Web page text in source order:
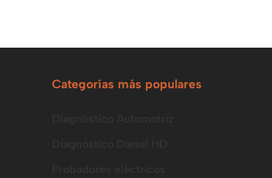
Categorías más populares